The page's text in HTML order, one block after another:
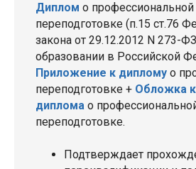
Диплом о профессиональной
переподготовке (п.15 ст.76
закона от 29.12.2012 N 273-
образовании в Российской
Приложение к диплому о
переподготовке + Обложка
диплома о
переподготовке.
Подтверждает